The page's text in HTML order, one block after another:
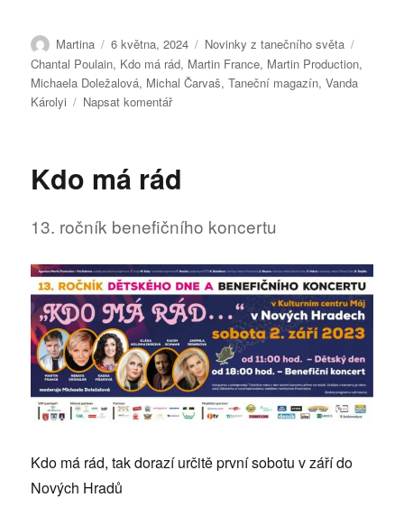
Autor:
Martina Publikováno:
6 května, 2024 Rubriky:
Novinky z tanečního světa
Chantal Poulain, Kdo má rád, Martin France, Martin Production,
Michaela Doležalová, Michal Čarvaš,Taneční magazín,Vanda
Károlyi
Napsat komentářpro
Chantal
France,
Nálepková
nebo
Marcela
Březinová
Kdo má rád
13. ročník benefičního koncertu
Kdo má rád, tak dorazí určitě první sobotu v září do
Nových Hradů